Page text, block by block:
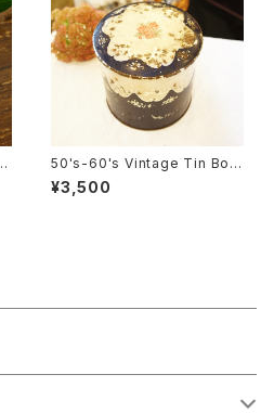
50's-60's Vintage Tin Box
[OV-10]
¥3,500